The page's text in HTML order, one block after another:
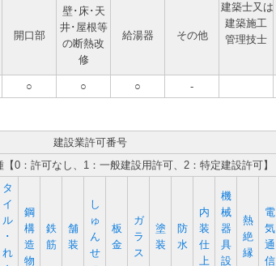
建築士又は
建築施工
管理技士
開口部
壁･床･天
井･屋根等
の断熱改
修
給湯器 その他
○ ○ ○ -
建設業許可番号
【0：許可なし、1：一般建設用許可、2：特定建設許可】
タ
イ
ル
･
れ
鋼
構
造
物
鉄
筋
舗
装
し
ゅ
ん
せ
板
金
ガ
ラ
ス
塗
装
防
水
内
装
仕
上
機
械
器
具
設
熱
絶
縁
電
気
通
信